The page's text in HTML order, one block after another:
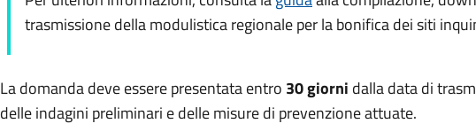
trasmissione della modulistica regionale per la bonifica dei siti
La domanda deve essere presentata entro 30 giorni dalla data di
delle indagini preliminari e delle misure di prevenzione attuate.